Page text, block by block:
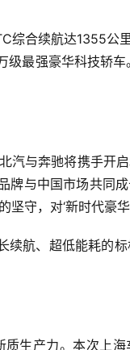
合续航达1355公
最强豪华科技轿
汽与奔驰将携手开
牌与中国市场共同
守，对‘新时代豪华
航、超低能耗的
生产力。本次上